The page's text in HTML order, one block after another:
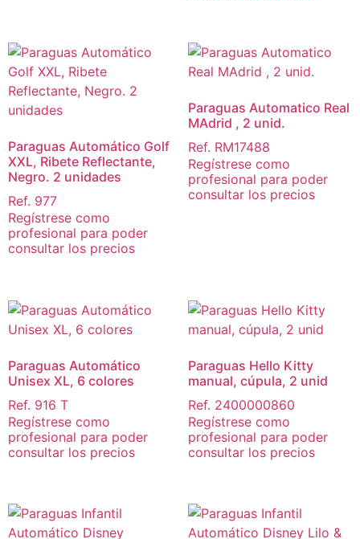
Paraguas Automático Golf
XXL, Ribete Reflectante,
Negro. 2 unidades
Ref. 977
Regístrese como
profesional para poder
consultar los precios
Paraguas Automatico Real
MAdrid , 2 unid.
Ref. RM17488
Regístrese como
profesional para poder
consultar los precios
Paraguas Automático
Unisex XL, 6 colores
Ref. 916 T
Regístrese como
profesional para poder
consultar los precios
Paraguas Hello Kitty
manual, cúpula, 2 unid
Ref. 2400000860
Regístrese como
profesional para poder
consultar los precios